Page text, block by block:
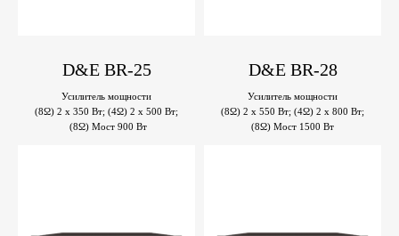
D&E BR-25
Усилитель мощности
(8Ω) 2 x 350 Вт; (4Ω) 2 x 500 Вт;
(8Ω) Мост 900 Вт
D&E BR-28
Усилитель мощности
(8Ω) 2 x 550 Вт; (4Ω) 2 x 800 Вт;
(8Ω) Мост 1500 Вт